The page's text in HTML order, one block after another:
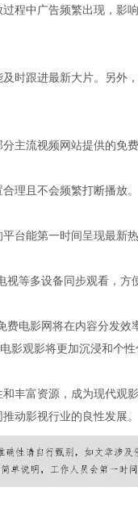
程中广告频繁出现，影
时跟进最新大片。另外
主流视频网站提供的免
理且不会频繁打断播放。
台能第一时间呈现最新
视等多设备同步观看，方
费电影网将在内容分发
影观影将更加沉浸和个
丰富资源，成为现代观
动影视行业的良性发展。